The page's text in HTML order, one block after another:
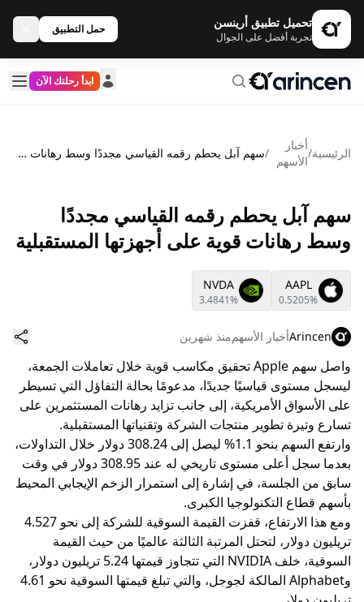
تحميل تطبيق أرينسن
تجربة أفضل على الجوال
حمل التطبيق
ابدأ رحلتك الآن
الرئيسية/
أخبار
الأسهم
/ سهم آبل يحطم رقمه القياسي مجددًا وسط رهانات قوية على أجهزتها المستقبلية
سهم آبل يحطم رقمه القياسي مجددًا
وسط رهانات قوية على أجهزتها المستقبلية
AAPL
0.5205%
NVDA
3.4841%
Arincenأخبار الأسهممنذ شهرين
واصل سهم Apple تحقيق مكاسب قوية خلال تعاملات الجمعة،
ليسجل مستوى قياسيًا جديدًا، مدعومًا بحالة التفاؤل التي تسيطر
على الأسواق الأمريكية، إلى جانب تزايد رهانات المستثمرين على
تسارع وتيرة تطوير منتجات الشركة وتقنياتها المستقبلية.
وارتفع السهم بنحو 1.1% ليصل إلى 308.24 دولار خلال التداولات،
بعدما سجل أعلى مستوى تاريخي له عند 308.95 دولار في وقت
سابق من الجلسة، في إشارة إلى استمرار الزخم الإيجابي المحيط
بأسهم قطاع التكنولوجيا الكبرى.
ومع هذا الارتفاع، قفزت القيمة السوقية للشركة إلى نحو 4.527
تريليون دولار، لتحتل المرتبة الثالثة عالميًا من حيث القيمة
السوقية، خلف NVIDIA التي تتجاوز قيمتها 5.24 تريليون دولار،
وAlphabet المالكة لجوجل، والتي تبلغ قيمتها السوقية نحو 4.61